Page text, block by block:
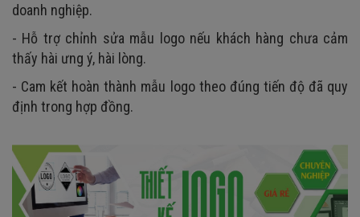
doanh nghiệp.
- Hỗ trợ chỉnh sửa mẫu logo nếu khách hàng chưa cảm
thấy hài ưng ý, hài lòng.
- Cam kết hoàn thành mẫu logo theo đúng tiến độ đã quy
định trong hợp đồng.